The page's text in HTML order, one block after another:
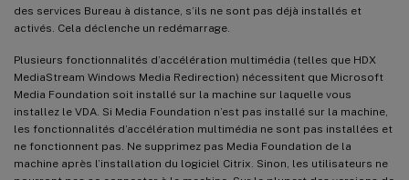
des services Bureau à distance, s’ils ne sont pas déjà installés et
activés. Cela déclenche un redémarrage.
Plusieurs fonctionnalités d’accélération multimédia (telles que HDX
MediaStream Windows Media Redirection) nécessitent que Microsoft
Media Foundation soit installé sur la machine sur laquelle vous
installez le VDA. Si Media Foundation n’est pas installé sur la machine,
les fonctionnalités d’accélération multimédia ne sont pas installées et
ne fonctionnent pas. Ne supprimez pas Media Foundation de la
machine après l’installation du logiciel Citrix. Sinon, les utilisateurs ne